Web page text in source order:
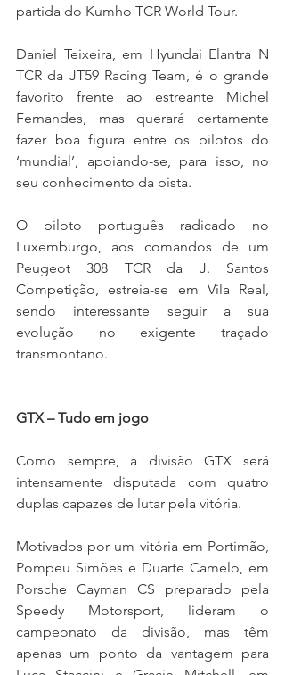
partida do Kumho TCR World Tour.
Daniel Teixeira, em Hyundai Elantra N
TCR da JT59 Racing Team, é o grande
favorito frente ao estreante Michel
Fernandes, mas querará certamente
fazer boa figura entre os pilotos do
‘mundial’, apoiando-se, para isso, no
seu conhecimento da pista.
O piloto português radicado no
Luxemburgo, aos comandos de um
Peugeot 308 TCR da J. Santos
Competição, estreia-se em Vila Real,
sendo interessante seguir a sua
evolução no exigente traçado
transmontano.
GTX – Tudo em jogo
Como sempre, a divisão GTX será
intensamente disputada com quatro
duplas capazes de lutar pela vitória.
Motivados por um vitória em Portimão,
Pompeu Simões e Duarte Camelo, em
Porsche Cayman CS preparado pela
Speedy Motorsport, lideram o
campeonato da divisão, mas têm
apenas um ponto da vantagem para